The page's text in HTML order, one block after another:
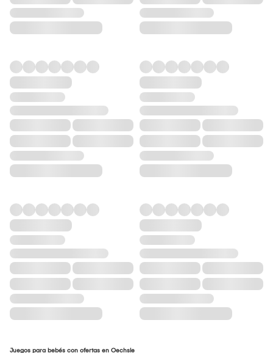
Juegos para bebés con ofertas en Oechsle